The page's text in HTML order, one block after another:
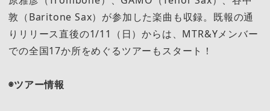
敦（Baritone Sax）が参加した楽曲も収録。既報の通
りリリース直後の1/11（日）からは、MTR&Yメンバー
での全国17か所をめぐるツアーもスタート！
◉ツアー情報